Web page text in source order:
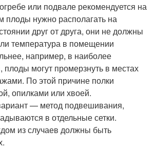
или подвале рекомендуется на
плоды нужно располагать на
друг от друга, они не должны
температура в помещении
например, в наиболее
могут промерзнуть в местах
По этой причине полки
опилками или хвоей.
— метод подвешивания,
в отдельные сетки.
из случаев должны быть